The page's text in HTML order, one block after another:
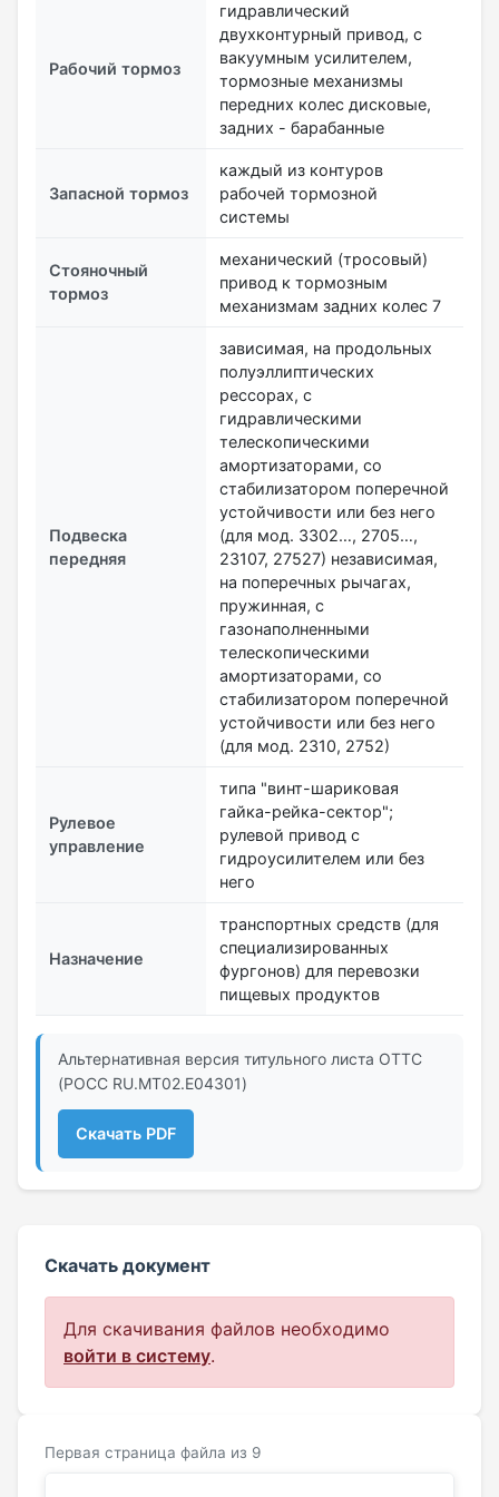
Рабочий тормоз
гидравлический
двухконтурный привод, с
вакуумным усилителем,
тормозные механизмы
передних колес дисковые,
задних - барабанные
Запасной тормоз
каждый из контуров
рабочей тормозной
системы
Стояночный
тормоз
механический (тросовый)
привод к тормозным
механизмам задних колес 7
Подвеска
передняя
зависимая, на продольных
полуэллиптических
рессорах, с
гидравлическими
телескопическими
амортизаторами, со
стабилизатором поперечной
устойчивости или без него
(для мод. 3302…, 2705…,
23107, 27527) независимая,
на поперечных рычагах,
пружинная, с
газонаполненными
телескопическими
амортизаторами, со
стабилизатором поперечной
устойчивости или без него
(для мод. 2310, 2752)
Рулевое
управление
типа "винт-шариковая
гайка-рейка-сектор";
рулевой привод с
гидроусилителем или без
него
Назначение
транспортных средств (для
специализированных
фургонов) для перевозки
пищевых продуктов
Альтернативная версия титульного листа ОТТС
(РОСС RU.МТ02.E04301)
Скачать PDF
Скачать документ
Для скачивания файлов необходимо
войти в систему.
Первая страница файла из 9